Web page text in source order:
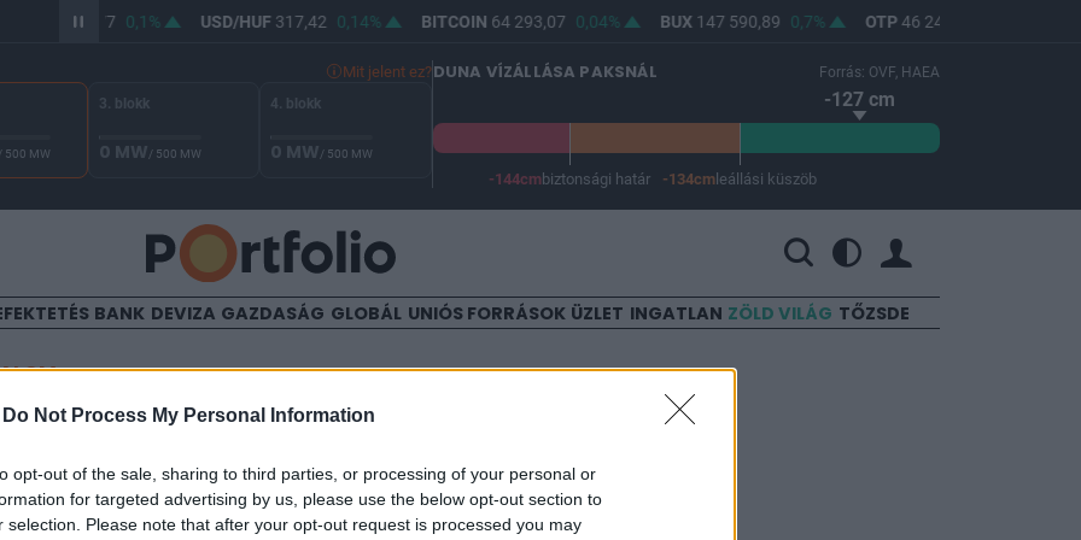
Do Not Process My Personal Information
opt-out of the sale, sharing to third parties, or processing of your personal or
for targeted advertising by us, please use the below opt-out section to
selection. Please note that after your opt-out request is processed you may
365,77 0,1% USD/HUF 317,42 0,14% BITCOIN64 293,07 0,04% BUX147 590,89 0,7% OTP46 240
Mit jelent ez?
/ 500 MW
3. blokk
0 MW/ 500 MW
4. blokk
0 MW/ 500 MW
DUNA VÍZÁLLÁSA PAKSNÁL Forrás: OVF, HAEA
-127 cm
-144cm biztonsági határ -134cm leállási küszöb
BANK DEVIZA GAZDASÁG GLOBÁL UNIÓS FORRÁSOK ÜZLET INGATLAN ZÖLD VILÁG TŐZSDE
kér Ukrajna a szövetségeseitől